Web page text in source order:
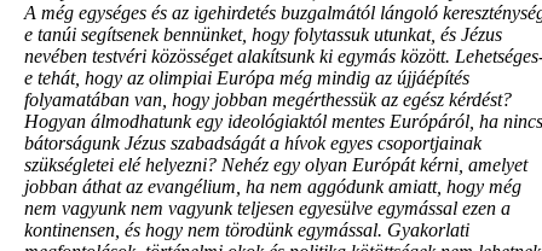
A még egységes és az igehirdetés buzgalmától lángoló
e tanúi segítsenek bennünket, hogy folytassuk utunkat, és Jézus
nevében testvéri közösséget alakítsunk ki egymás között.
e tehát, hogy az olimpiai Európa még mindig az újjáépítés
folyamatában van, hogy jobban megérthessük az egész kérdést?
Hogyan álmodhatunk egy ideológiaktól mentes Európáról, ha nincs
bátorságunk Jézus szabadságát a hívok egyes csoportjainak
szükségletei elé helyezni? Nehéz egy olyan Európát kérni, amelyet
jobban áthat az evangélium, ha nem aggódunk amiatt, hogy még
nem vagyunk nem vagyunk teljesen egyesülve egymással ezen a
kontinensen, és hogy nem törodünk egymással. Gyakorlati